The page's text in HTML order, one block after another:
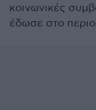
κοινωνικές
έδωσε στο